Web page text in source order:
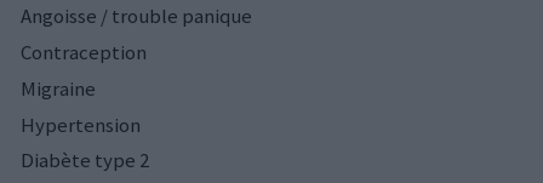
Angoisse / trouble panique
Contraception
Migraine
Hypertension
Diabète type 2